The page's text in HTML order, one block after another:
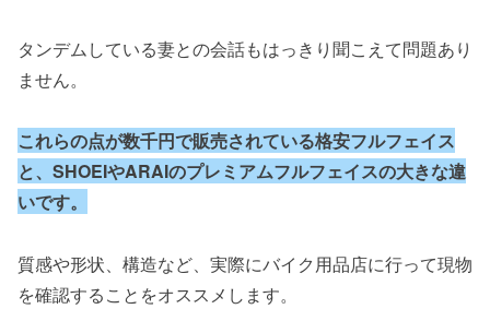
タンデムしている妻との会話もはっきり聞こえて問題あり
ません。
これらの点が数千円で販売されている格安フルフェイス
と、SHOEIやARAIのプレミアムフルフェイスの大きな違
いです。
質感や形状、構造など、実際にバイク用品店に行って現物
を確認することをオススメします。